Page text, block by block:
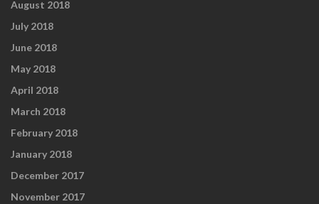
August 2018
July 2018
June 2018
May 2018
April 2018
March 2018
February 2018
January 2018
December 2017
November 2017